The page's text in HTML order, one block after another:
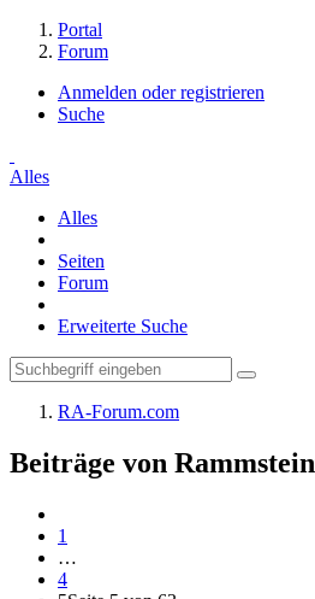
Portal
Forum
Anmelden oder registrieren
Suche
Alles
Alles
Seiten
Forum
Erweiterte Suche
RA-Forum.com
Beiträge von
1
…
4